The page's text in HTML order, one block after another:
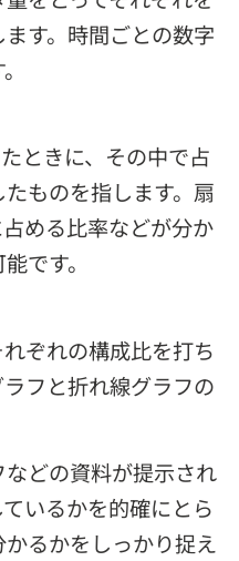
す。時間ごとの数字
ときに、その中で占
ものを指します。扇
める比率などが分か
です。
ぞれの構成比を打ち
フと折れ線グラフの
どの資料が提示され
いるかを的確にとら
るかをしっかり捉え